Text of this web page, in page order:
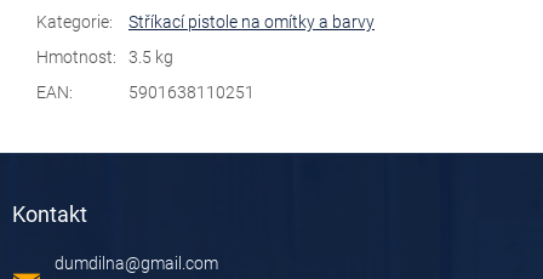
Kategorie:
Stříkací pistole na omítky a barvy
Hmotnost:
3.5 kg
EAN: 5901638110251
Kontakt
dumdilna@gmail.com